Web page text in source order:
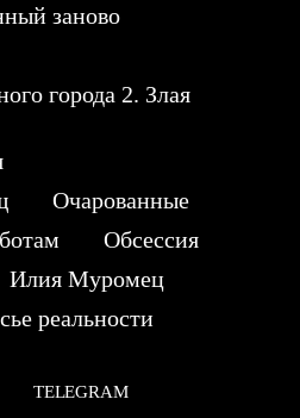
заново
города 2. Злая
Очарованные
Обсессия
Илия Муромец
реальности
TELEGRAM